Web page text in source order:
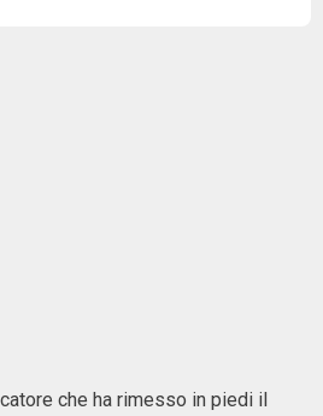
che ha rimesso in piedi il